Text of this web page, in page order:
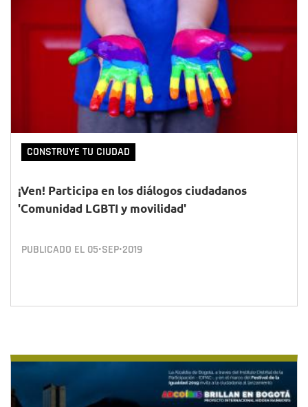
CONSTRUYE TU CIUDAD
¡Ven! Participa en los diálogos ciudadanos
'Comunidad LGBTI y movilidad'
PUBLICADO EL 05•SEP•2019